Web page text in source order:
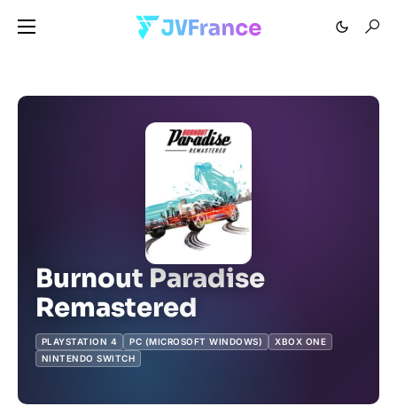
Burnout Paradise
Remastered
PLAYSTATION 4 PC (MICROSOFT WINDOWS)
XBOX ONE
NINTENDO SWITCH